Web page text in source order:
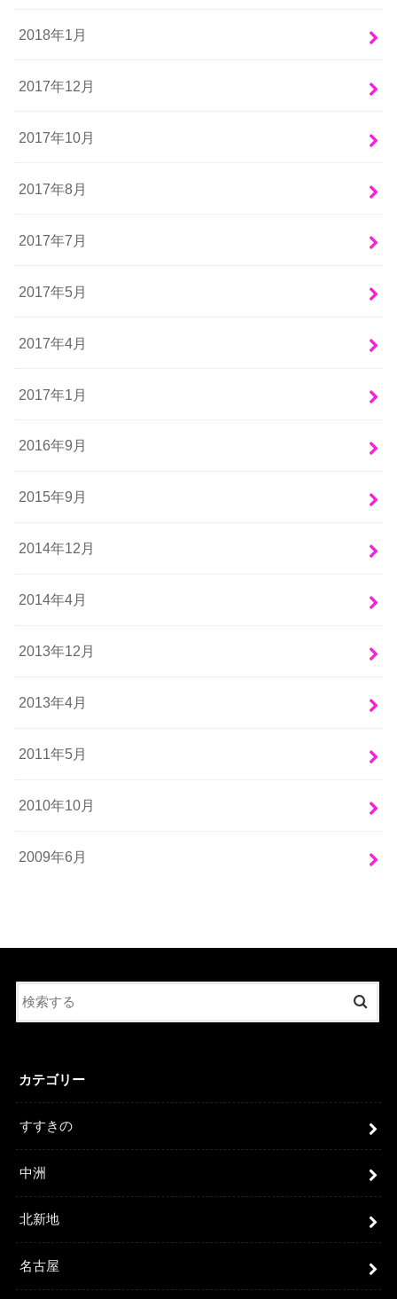
2018年1月
2017年12月
2017年10月
2017年8月
2017年7月
2017年5月
2017年4月
2017年1月
2016年9月
2015年9月
2014年12月
2014年4月
2013年12月
2013年4月
2011年5月
2010年10月
2009年6月
カテゴリー
すすきの
中洲
北新地
名古屋